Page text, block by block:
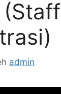
(Staff
admin